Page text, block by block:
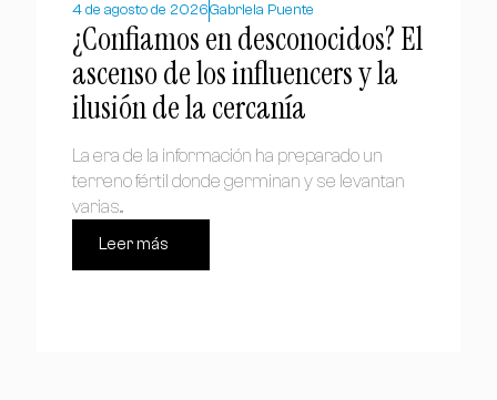
4 de agosto de 2026Gabriela Puente
¿Confiamos en desconocidos? El
ascenso de los influencers y la
ilusión de la cercanía
La era de la información ha preparado un
terreno fértil donde germinan y se levantan
varias...
Leer más